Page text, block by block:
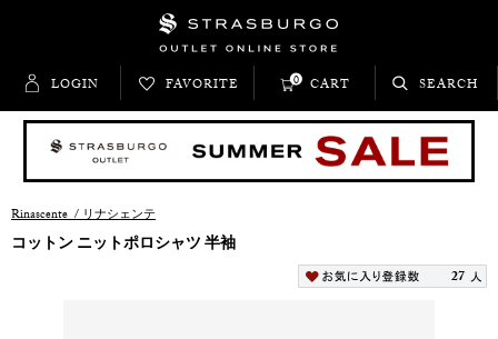
LOGIN FAVORITE CART
0 SEARCH
Rinascente/リナシェンテ
コットン ニットポロシャツ 半袖
27